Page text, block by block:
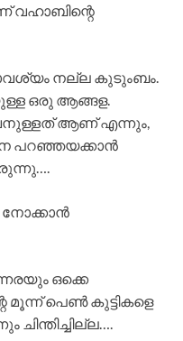
വഹാബിന്റെ
നല്ല കുടുംബം.
ഒരു ആങ്ങള.
ആണ് എന്നും,
പറഞ്ഞയക്കാൻ
നോക്കാൻ
ഒക്കെ
മൂന്ന് പെൺ കുട്ടികളെ